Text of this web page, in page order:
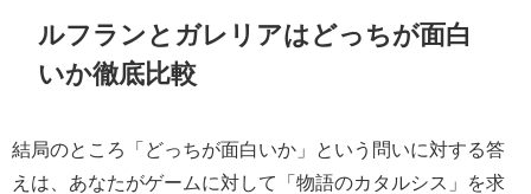
ルフランとガレリアはどっちが面白
いか徹底比較
結局のところ「どっちが面白いか」という問いに対する答
えは、あなたがゲームに対して「物語のカタルシス」を求